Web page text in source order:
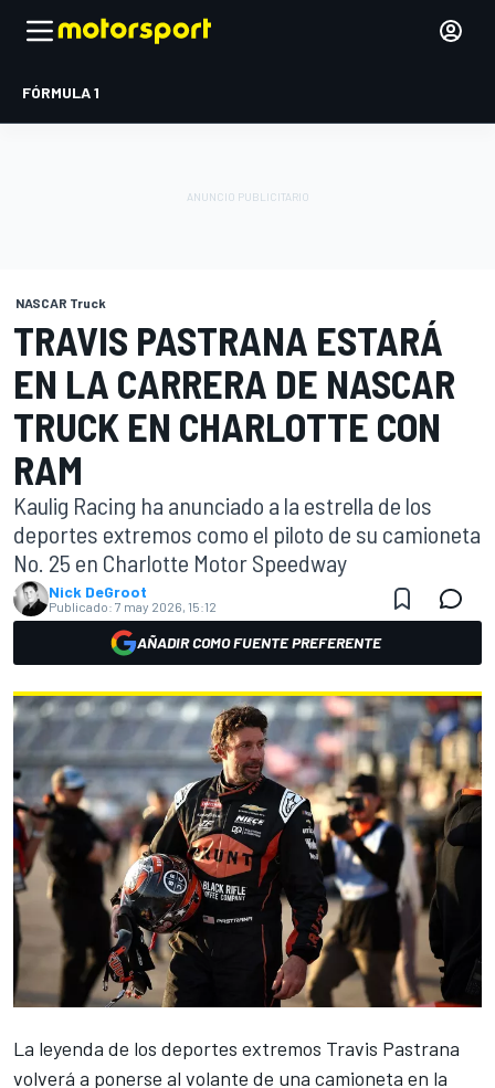
FÓRMULA 1
NASCAR Truck
TRAVIS PASTRANA ESTARÁ
EN LA CARRERA DE NASCAR
TRUCK EN CHARLOTTE CON
RAM
Kaulig Racing ha anunciado a la estrella de los
deportes extremos como el piloto de su camioneta
No. 25 en Charlotte Motor Speedway
Nick DeGroot
Publicado: 7 may 2026, 15:12
AÑADIR COMO FUENTE PREFERENTE
La leyenda de los deportes extremos Travis Pastrana
volverá a ponerse al volante de una camioneta en la